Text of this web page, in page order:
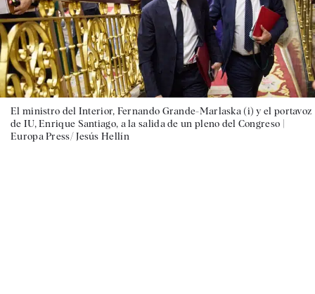
El ministro del Interior, Fernando Grande-Marlaska (i) y el portavoz
de IU, Enrique Santiago, a la salida de un pleno del Congreso |
Europa Press/ Jesús Hellín